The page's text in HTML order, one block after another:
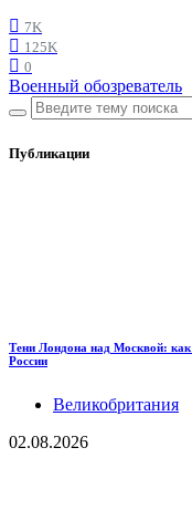
7K
125K
0
Военный обозреватель
Публикации
Тени Лондона над Москвой: как
России
Великобритания
02.08.2026